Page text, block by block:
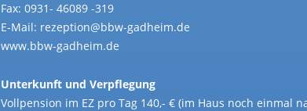
Fax: 0931- 46089 -319
E-Mail: rezeption@bbw-gadheim.de
www.bbw-gadheim.de
Unterkunft und Verpflegung
Vollpension im EZ pro Tag 140,- € (im Haus noch einmal